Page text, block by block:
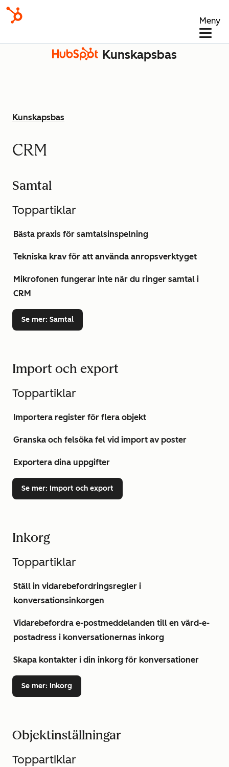
Meny
Kunskapsbas
Kunskapsbas
CRM
Samtal
Toppartiklar
Bästa praxis för samtalsinspelning
Tekniska krav för att använda anropsverktyget
Mikrofonen fungerar inte när du ringer samtal i
CRM
Se mer: Samtal
Import och export
Toppartiklar
Importera register för flera objekt
Granska och felsöka fel vid import av poster
Exportera dina uppgifter
Se mer: Import och export
Inkorg
Toppartiklar
Ställ in vidarebefordringsregler i
konversationsinkorgen
Vidarebefordra e-postmeddelanden till en värd-e-
postadress i konversationernas inkorg
Skapa kontakter i din inkorg för konversationer
Se mer: Inkorg
Objektinställningar
Toppartiklar